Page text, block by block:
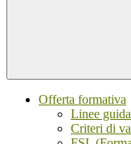
Offerta formativa
Linee
Criteri di